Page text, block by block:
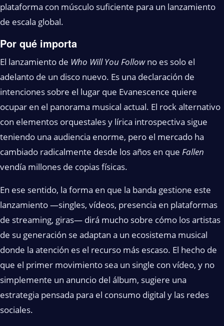
plataforma con músculo suficiente para un lanzamiento
de escala global.
Por qué importa
El lanzamiento de Who Will You Followno es solo el
adelanto de un disco nuevo. Es una declaración de
intenciones sobre el lugar que Evanescence quiere
ocupar en el panorama musical actual. El rock alternativo
con elementos orquestales y lírica introspectiva sigue
teniendo una audiencia enorme, pero el mercado ha
cambiado radicalmente desde los años en que Fallen
vendía millones de copias físicas.
En ese sentido, la forma en que la banda gestione este
lanzamiento —singles, vídeos, presencia en plataformas
de streaming, giras— dirá mucho sobre cómo los artistas
de su generación se adaptan a un ecosistema musical
donde la atención es el recurso más escaso. El hecho de
que el primer movimiento sea un single con vídeo, y no
simplemente un anuncio del álbum, sugiere una
estrategia pensada para el consumo digital y las redes
sociales.